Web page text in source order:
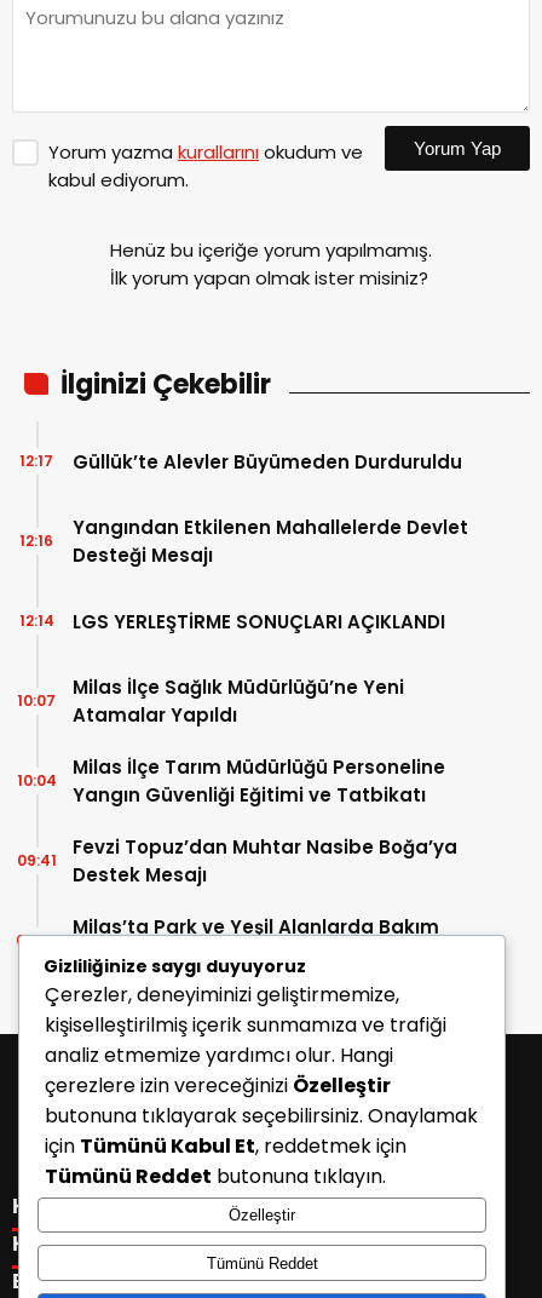
Yorum yazma kurallarınıokudum ve
kabul ediyorum.
Yorum Yap
Henüz bu içeriğe yorum yapılmamış.
İlk yorum yapan olmak ister misiniz?
İlginizi Çekebilir
Güllük’te Alevler Büyümeden Durduruldu
12:17
Yangından Etkilenen Mahallelerde Devlet
Desteği Mesajı
12:16
LGS YERLEŞTİRME SONUÇLARI AÇIKLANDI
12:14
Milas İlçe Sağlık Müdürlüğü’ne Yeni
Atamalar Yapıldı
10:07
Milas İlçe Tarım Müdürlüğü Personeline
Yangın Güvenliği Eğitimi ve Tatbikatı
10:04
Fevzi Topuz’dan Muhtar Nasibe Boğa’ya
Destek Mesajı
09:41
Milas’ta Park ve Yeşil Alanlarda Bakım
Çalışması
07:37
KATEGORİLER
Menü seçimi yapın. WP-ADMIN → Görünüm → Menüler
sayfasından menü eşleştirmesi yapınız.
KISAYOLLAR
Menü seçimi yapın. WP-ADMIN → Görünüm → Menüler
E-BÜLTEN
Gizliliğinize saygı duyuyoruz
Çerezler, deneyiminizi geliştirmemize,
kişiselleştirilmiş içerik sunmamıza ve trafiği
analiz etmemize yardımcı olur. Hangi
çerezlere izin vereceğinizi Özelleştir
butonuna tıklayarak seçebilirsiniz. Onaylamak
için Tümünü Kabul Et, reddetmek için
Tümünü Reddet butonuna tıklayın.
Özelleştir
Tümünü Reddet